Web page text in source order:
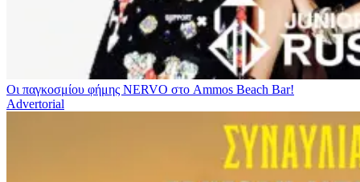
Οι παγκοσμίου φήμης NERVO στο Ammos Beach Bar!
Advertorial